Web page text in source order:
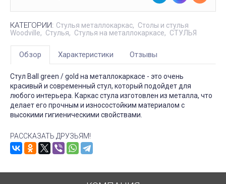
КАТЕГОРИИ: Стулья металлокаркас
Столы и стулья
Woodville
Стулья Стулья на металлокаркасе СТУЛЬЯ
Обзор Характеристики Отзывы
Стул Ball green / gold на металлокаркасе - это очень
красивый и современный стул, который подойдет для
любого интерьера. Каркас стула изготовлен из металла, что
делает его прочным и износостойким материалом с
высокими гигиеническими свойствами.
РАССКАЗАТЬ ДРУЗЬЯМ!